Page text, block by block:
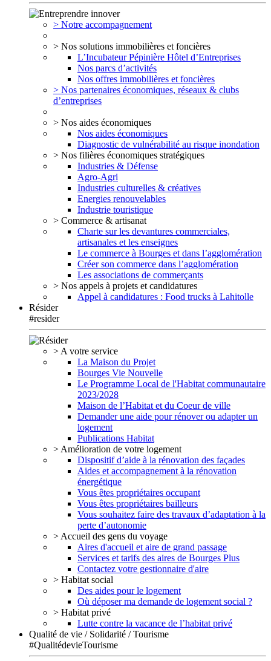
> Notre accompagnement
> Nos solutions immobilières et foncières
L’Incubateur Pépinière Hôtel d’Entreprises
Nos parcs d’activités
Nos offres immobilières et foncières
> Nos partenaires économiques, réseaux & clubs
d’entreprises
> Nos aides économiques
Nos aides économiques
Diagnostic de vulnérabilité au risque inondation
> Nos filières économiques stratégiques
Industries & Défense
Agro-Agri
Industries culturelles & créatives
Energies renouvelables
Industrie touristique
> Commerce & artisanat
Charte sur les devantures commerciales,
artisanales et les enseignes
Le commerce à Bourges et dans l’agglomération
Créer son commerce dans l’agglomération
Les associations de commerçants
> Nos appels à projets et candidatures
Appel à candidatures : Food trucks à Lahitolle
Résider
#resider
> A votre service
La Maison du Projet
Bourges Vie Nouvelle
Le Programme Local de l'Habitat communautaire
2023/2028
Maison de l’Habitat et du Coeur de ville
Demander une aide pour rénover ou adapter un
logement
Publications Habitat
> Amélioration de votre logement
Dispositif d’aide à la rénovation des façades
Aides et accompagnement à la rénovation
énergétique
Vous êtes propriétaires occupant
Vous êtes propriétaires bailleurs
Vous souhaitez faire des travaux d’adaptation à la
perte d’autonomie
> Accueil des gens du voyage
Aires d'accueil et aire de grand passage
Services et tarifs des aires de Bourges Plus
Contactez votre gestionnaire d'aire
> Habitat social
Des aides pour le logement
Où déposer ma demande de logement social ?
> Habitat privé
Lutte contre la vacance de l’habitat privé
Qualité de vie / Solidarité / Tourisme
#QualitédevieTourisme